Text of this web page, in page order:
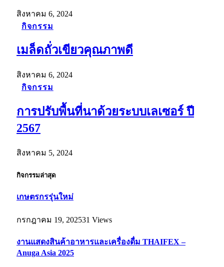
สิงหาคม 6, 2024
กิจกรรม
เมล็ดถั่วเขียวคุณภาพดี
สิงหาคม 6, 2024
กิจกรรม
การปรับพื้นที่นาด้วยระบบเลเซอร์ ปี
2567
สิงหาคม 5, 2024
กิจกรรมล่าสุด
เกษตรกรรุ่นใหม่
กรกฎาคม 19, 202531 Views
งานแสดงสินค้าอาหารและเครื่องดื่ม THAIFEX –
Anuga Asia 2025